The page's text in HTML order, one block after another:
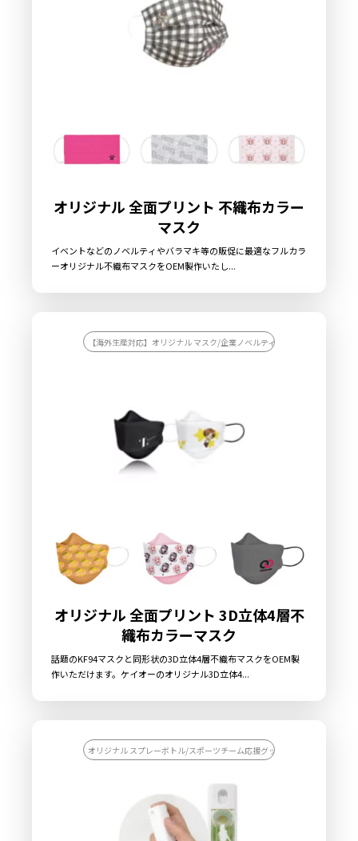
オリジナル 全面プリント 不織布カラー
マスク
イベントなどのノベルティやバラマキ等の販促に最適なフルカラ
ーオリジナル不織布マスクをOEM製作いたし...
【海外生産対応】オリジナル マスク/企業ノベルティを作りたい/団体用グ
オリジナル 全面プリント 3D立体4層不
織布カラーマスク
話題のKF94マスクと同形状の3D立体4層不織布マスクをOEM製
作いただけます。ケイオーのオリジナル3D立体4...
オリジナル スプレーボトル/スポーツチーム応援グッズを作りたい/記念